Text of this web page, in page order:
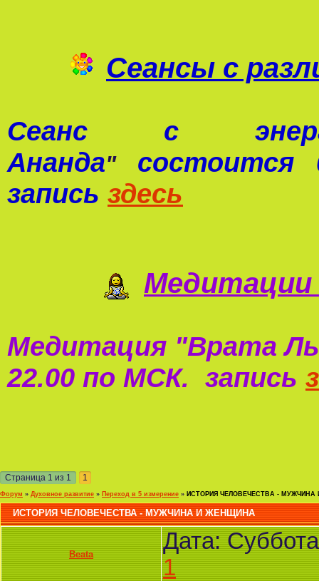
Сеансы с
Сеанс с
Ананда"
состоится
запись здесь
Медитации
Медитация "Врата
22.00 по МСК. запись
Страница 1 из 1 1
Форум » Духовное развитие » Переход в 5 измерение » ИСТОРИЯ ЧЕЛОВЕЧЕСТВА -
ИСТОРИЯ ЧЕЛОВЕЧЕСТВА - МУЖЧИНА И ЖЕНЩИНА
Beata
Дата:
1